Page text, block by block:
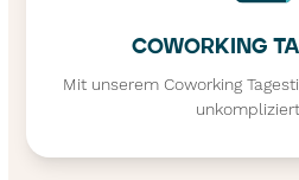
COWORKING
Mit unserem Coworking